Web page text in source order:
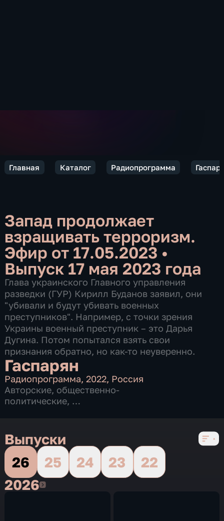
Главная Каталог Радиопрограмма
Запад продолжает
взращивать терроризм.
Эфир от 17.05.2023 •
Выпуск 17 мая 2023 года
Глава украинского Главного управления
разведки (ГУР) Кирилл Буданов заявил, они
"убивали и будут убивать военных
преступников". Например, с точки зрения
Украины военный преступник – это Дарья
Дугина. Потом попытался взять свои
признания обратно, но как-то неуверенно.
Гаспарян
Радиопрограмма,2022, Россия
Авторские, общественно-
политические,
Выпуски
26
25 24 23
22
20262026